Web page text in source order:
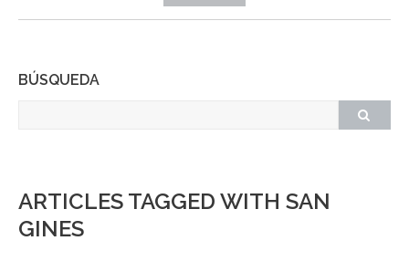
BÚSQUEDA
ARTICLES TAGGED WITH SAN
GINES